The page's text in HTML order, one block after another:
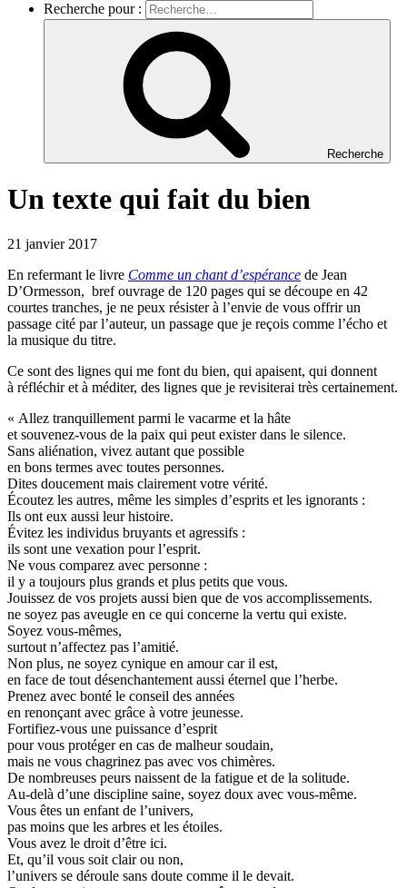
Recherche pour :
Recherche
Un texte qui fait du bien
21 janvier 2017
En refermant le livre Comme un chant d’espérance de Jean
D’Ormesson, bref ouvrage de 120 pages qui se découpe en 42
courtes tranches, je ne peux résister à l’envie de vous offrir un
passage cité par l’auteur, un passage que je reçois comme l’écho et
la musique du titre.
Ce sont des lignes qui me font du bien, qui apaisent, qui donnent
à réfléchir et à méditer, des lignes que je revisiterai très certainement.
« Allez tranquillement parmi le vacarme et la hâte
et souvenez-vous de la paix qui peut exister dans le silence.
Sans aliénation, vivez autant que possible
en bons termes avec toutes personnes.
Dites doucement mais clairement votre vérité.
Écoutez les autres, même les simples d’esprits et les ignorants :
Ils ont eux aussi leur histoire.
Évitez les individus bruyants et agressifs :
ils sont une vexation pour l’esprit.
Ne vous comparez avec personne :
il y a toujours plus grands et plus petits que vous.
Jouissez de vos projets aussi bien que de vos accomplissements.
ne soyez pas aveugle en ce qui concerne la vertu qui existe.
Soyez vous-mêmes,
surtout n’affectez pas l’amitié.
Non plus, ne soyez cynique en amour car il est,
en face de tout désenchantement aussi éternel que l’herbe.
Prenez avec bonté le conseil des années
en renonçant avec grâce à votre jeunesse.
Fortifiez-vous une puissance d’esprit
pour vous protéger en cas de malheur soudain,
mais ne vous chagrinez pas avec vos chimères.
De nombreuses peurs naissent de la fatigue et de la solitude.
Au-delà d’une discipline saine, soyez doux avec vous-même.
Vous êtes un enfant de l’univers,
pas moins que les arbres et les étoiles.
Vous avez le droit d’être ici.
Et, qu’il vous soit clair ou non,
l’univers se déroule sans doute comme il le devait.